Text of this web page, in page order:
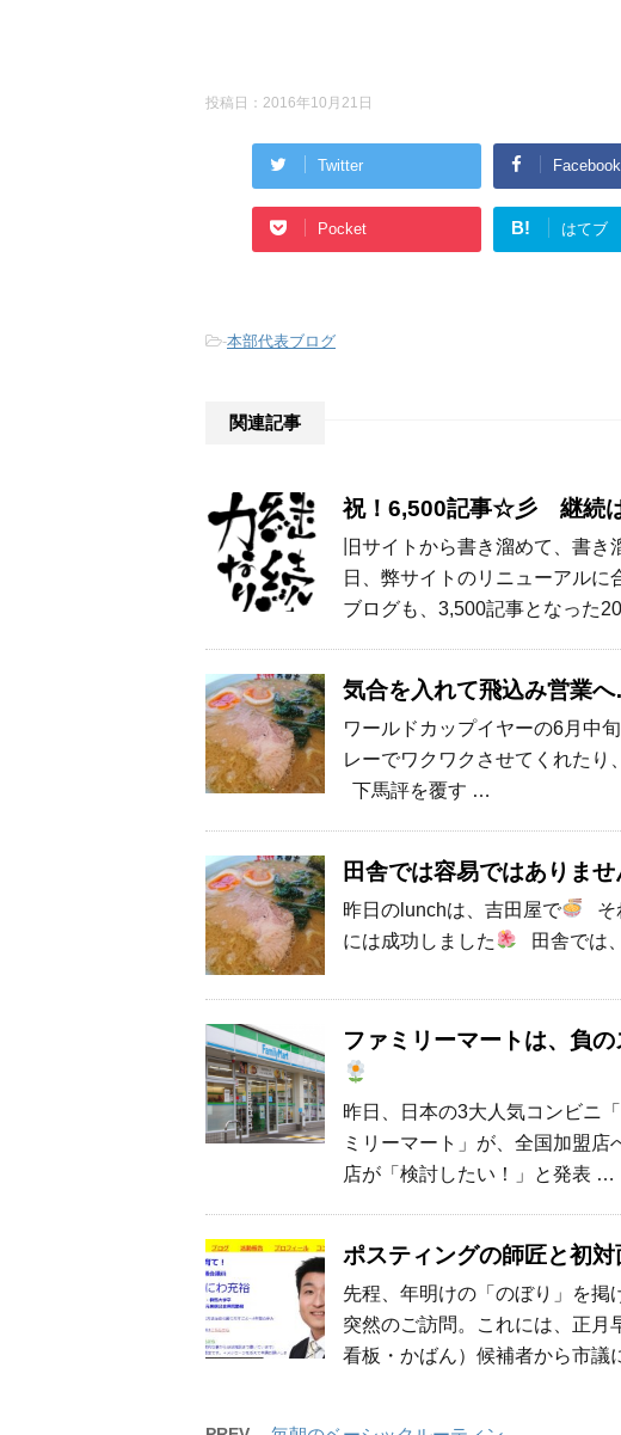
投稿日： 2016年10月21日
Twitter Facebook
Pocket B! はてブ
-本部代表ブログ
関連記事
祝！6,500記事☆彡 継続は
旧サイトから書き溜めて、書
日、弊サイトのリニューアル
ブログも、3,500記事となった
気合を入れて飛込み営業
ワールドカップイヤーの6月中
レーでワクワクさせてくれたり
下馬評を覆す …
田舎では容易ではありませ
昨日のlunchは、吉田屋で
そ
には成功しました
田舎では
ファミリーマートは、負
昨日、日本の3大人気コンビニ
ミリーマート」が、全国加盟
店が「検討したい！」と発表 …
ポスティングの師匠と初対
先程、年明けの「のぼり」を掲
突然のご訪問。これには、正
看板・かばん）候補者から市